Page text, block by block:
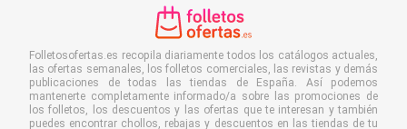
Folletosofertas.es recopila diariamente todos los catálogos actuales,
las ofertas semanales, los folletos comerciales, las revistas y demás
publicaciones de todas las tiendas de España. Así podemos
mantenerte completamente informado/a sobre las promociones de
los folletos, los descuentos y las ofertas que te interesan y también
puedes encontrar chollos, rebajas y descuentos en las tiendas de tu